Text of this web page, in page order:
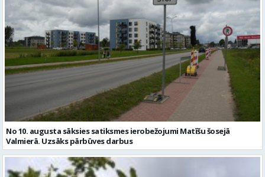
No 10. augusta sāksies satiksmes ierobežojumi Matīšu šosejā
Valmierā. Uzsāks pārbūves darbus